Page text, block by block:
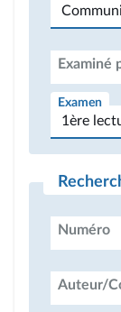
Examiné
Examen
Numéro
Auteur/